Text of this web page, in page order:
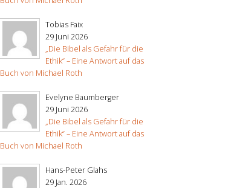
Tobias Faix
29 Juni 2026
„Die Bibel als Gefahr für die
Ethik“ – Eine Antwort auf das
Buch von Michael Roth
Evelyne Baumberger
29 Juni 2026
„Die Bibel als Gefahr für die
Ethik“ – Eine Antwort auf das
Buch von Michael Roth
Hans-Peter Glahs
29 Jan. 2026